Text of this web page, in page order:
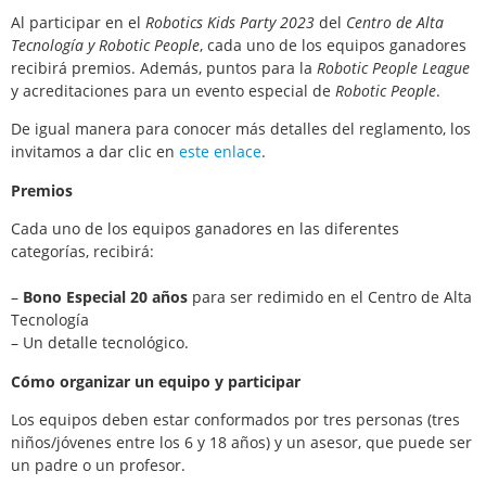
Al participar en el Robotics Kids Party 2023 del Centro de Alta
Tecnología y Robotic People, cada uno de los equipos ganadores
recibirá premios. Además, puntos para la Robotic People League
y acreditaciones para un evento especial de Robotic People.
De igual manera para conocer más detalles del reglamento, los
invitamos a dar clic en este enlace.
Premios
Cada uno de los equipos ganadores en las diferentes
categorías, recibirá:
– Bono Especial 20 años para ser redimido en el Centro de Alta
Tecnología
– Un detalle tecnológico.
Cómo organizar un equipo y participar
Los equipos deben estar conformados por tres personas (tres
niños/jóvenes entre los 6 y 18 años) y un asesor, que puede ser
un padre o un profesor.